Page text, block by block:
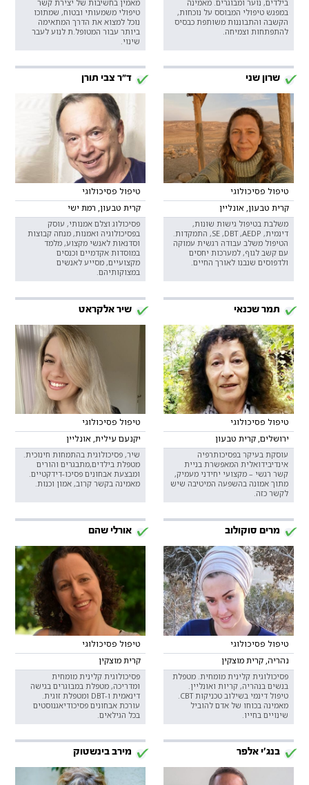
בילדים, נוער ומבוגרים. מאמינה
במפגש טיפולי המבוסס על נוכחות,
הקשבה והתבוננות משותפת כבסיס
להתפתחות וצמיחה.
מאמין בחשיבות של יצירת קשר
טיפולי משמעותי ובטוח, שמתוכו
נוכל למצוא את הדרך המתאימה
ביותר עבור המטופל.ת לנוע לעבר
שינוי.
שרון שני
טיפול פסיכולוגי
קרית טבעון, אונליין
משלבת בטיפול גישות שונות,
דינמית, SE ,DBT ,AEDP, התמקדות.
הטיפול משלב עבודה רגשית עמוקה
עם קשב לגוף, למערכות יחסים
ולדפוסים שנבנו לאורך החיים.
ד"ר צבי תורן
טיפול פסיכולוגי
קרית טבעון, רמת ישי
פסיכולוג וצלם אמנותי, עוסק
בפסיכולוגיה ואמנות, מנחה קבוצות
וסדנאות לאנשי מקצוע, מלמד
במוסדות אקדמיים וכנסים
מקצועיים, מסייע לאנשים
במצוקותיהם.
תמר שכנאי
טיפול פסיכולוגי
ירושלים, קרית טבעון
עוסקת בעיקר בפסיכותרפיה
אינדיבידואלית המאפשרת בניית
קשר רגשי – מקצועי יחידני מעמיק,
מתוך אמונה בהשפעה המיטיבה שיש
לקשר כזה.
שיר אלקראט
טיפול פסיכולוגי
יקנעם עילית, אונליין
שיר, פסיכולוגית בהתמחות חינוכית.
מטפלת בילדים,מתבגרים והורים
ומבצעת אבחונים פסיכו-דידקטיים.
מאמינה בקשר קרוב, אמון וכנות.
מרים סוקולוב
טיפול פסיכולוגי
נהריה, קרית מוצקין
פסיכולוגית קלינית מומחית. מטפלת
בנשים בנהריה, קריות ואונליין.
מאמינה בכוחו של אדם להוביל
שינויים בחייו.
אורלי שהם
טיפול פסיכולוגי
קרית מוצקין
פסיכולוגית קלינית מומחית
ומדריכה, מטפלת במבוגרים בגישה
דינאמית ו-DBT ומטפלת זוגית.
עורכת אבחונים פסיכודיאגנוסטים
בכל הגילאים.
בנג׳י אלפר מירב בינשטוק